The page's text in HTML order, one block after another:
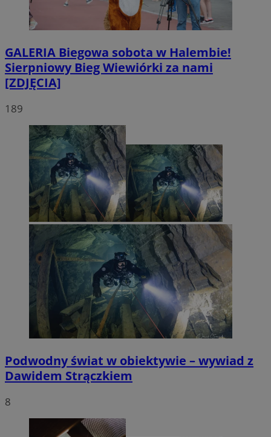
GALERIA Biegowa sobota w Halembie!
Sierpniowy Bieg Wiewiórki za nami
[ZDJĘCIA]
189
Podwodny świat w obiektywie – wywiad z
Dawidem Strączkiem
8